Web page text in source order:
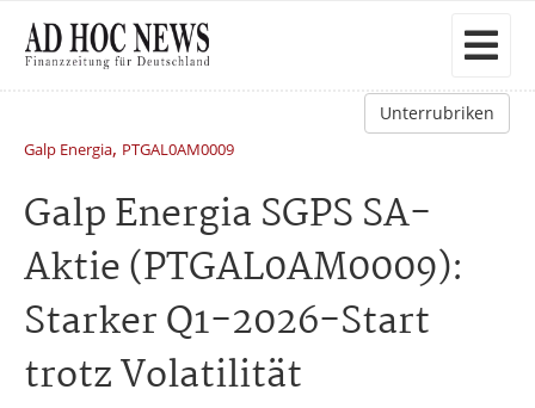
Unterrubriken
Galp Energia, PTGAL0AM0009
Galp Energia SGPS SA-
Aktie (PTGAL0AM0009):
Starker Q1-2026-Start
trotz Volatilität